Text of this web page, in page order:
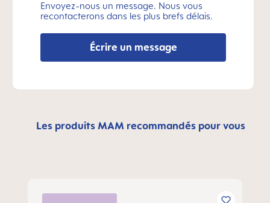
Envoyez-nous un message. Nous vous
recontacterons dans les plus brefs délais.
Écrire un message
Les produits MAM recommandés pour vous